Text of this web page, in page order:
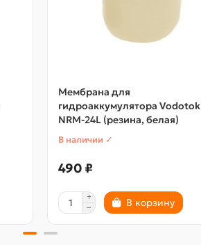
Мембрана для
гидроаккумулятора Vodotok
NRM-24L (резина, белая)
В наличии ✓
490 ₽
В корзину